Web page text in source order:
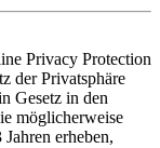
Privacy Protection
der Privatsphäre
Gesetz in den
möglicherweise
erheben,